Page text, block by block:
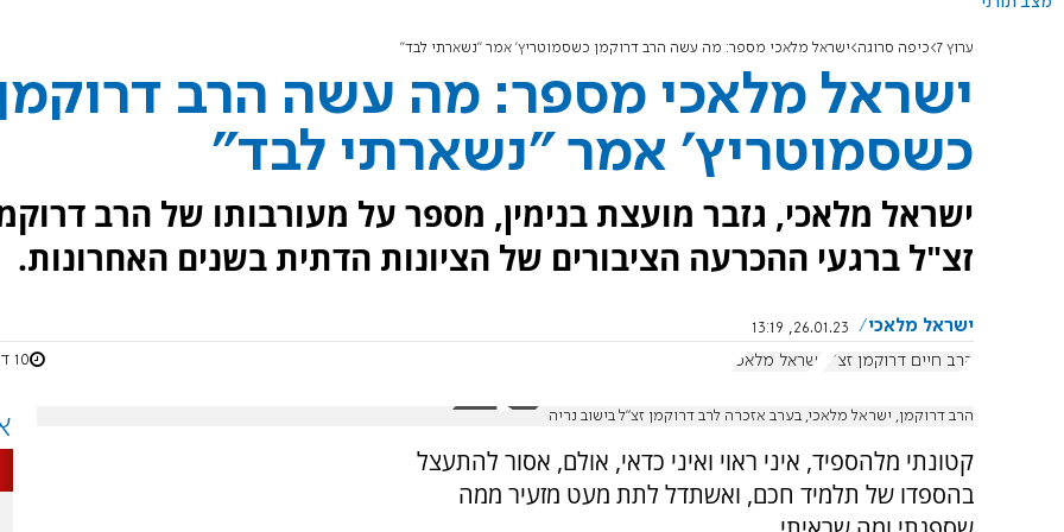
ערוץ 7 כיפה סרוגה ישראל מלאכי מספר: מה עשה הרב דרוקמן כשסמוטריץ' אמר "נשארתי לבד"
ישראל מלאכי מספר: מה עשה הרב
כשסמוטריץ' אמר "נשארתי לבד"
ישראל מלאכי, גזבר מועצת בנימין, מספר על מעורבותו של הרב
זצ"ל ברגעי ההכרעה הציבורים של הציונות הדתית בשנים האחרונות.
ישראל מלאכי
26.01.23, 13:19
הרב חיים דרוקמן זצ"ל
ישראל מלאכי 10 דקות
הרב דרוקמן, ישראל מלאכי, בערב אזכרה לרב דרוקמן זצ"ל בישוב נריה
קטונתי מלהספיד, איני ראוי ואיני כדאי, אולם, אסור להתעצל
בהספדו של תלמיד חכם, ואשתדל לתת מעט מזעיר ממה